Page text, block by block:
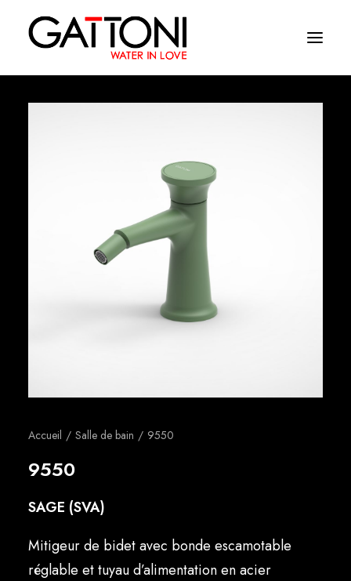
Accueil Salle de bain 9550
9550
SAGE (SVA)
Mitigeur de bidet avec bonde escamotable
réglable et tuyau d’alimentation en acier